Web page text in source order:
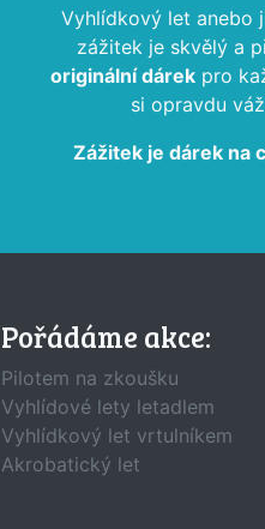
Vyhlídkový let anebo
zážitek je skvělý a
originální dárekpro
si opravdu
Zážitek je dárek na
Pořádáme akce:
Pilotem na zkoušku
Vyhlídové lety letadlem
Vyhlídkový let vrtulníkem
Akrobatický let